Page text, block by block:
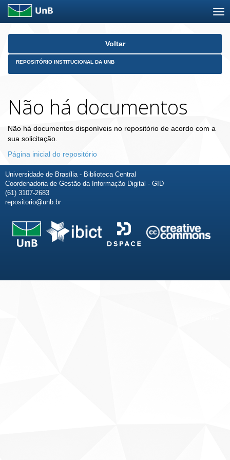
Skip
Voltar
REPOSITÓRIO INSTITUCIONAL DA UNB
Não há documentos
Não há documentos disponíveis no repositório de acordo com a
sua solicitação.
Página inicial do repositório
Universidade de Brasília - Biblioteca Central
Coordenadoria de Gestão da Informação Digital - GID
(61) 3107-2683
repositorio@unb.br